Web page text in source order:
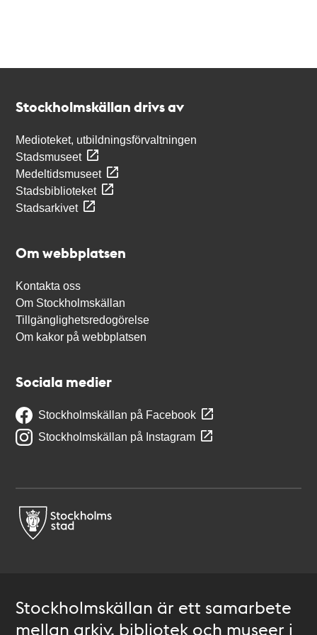
Stockholmskällan drivs av
Medioteket, utbildningsförvaltningen
Stadsmuseet
Medeltidsmuseet
Stadsbiblioteket
Stadsarkivet
Om webbplatsen
Kontakta oss
Om Stockholmskällan
Tillgänglighetsredogörelse
Om kakor på webbplatsen
Sociala medier
Stockholmskällan på Facebook
Stockholmskällan på Instagram
Stockholmskällan är ett samarbete
mellan arkiv, bibliotek och museer i